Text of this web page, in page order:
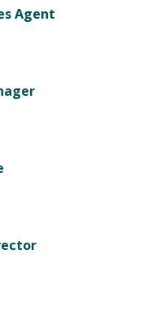
Agent